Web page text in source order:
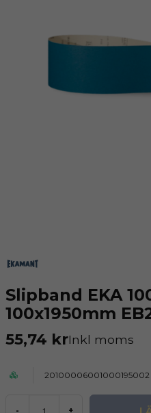
Slipband EKA
100x1950mm
55,74 krInkl moms
20100006001000195002
- +